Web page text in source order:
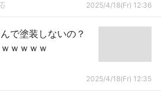
2025/4/18(Fr) 12:36
で塗装しないの？
ｗｗｗｗ
2025/4/18(Fr) 12:35